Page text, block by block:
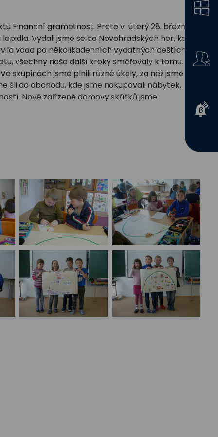
Finanční gramotnost. Proto v úterý 28. března
Vydali jsme se do Novohradských hor, kde žijí
voda po několikadenních vydatných deštích. Po
všechny naše další kroky směřovaly k tomu,
jsme plnili různé úkoly, za něž jsme byli
šli do obchodu, kde jsme nakupovali nábytek,
Nově zařízené domovy skřítků jsme